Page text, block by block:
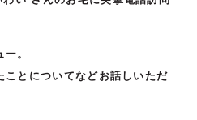
。
ことについてなどお話しいただ